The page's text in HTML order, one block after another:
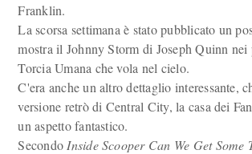
Franklin.
La scorsa settimana è stato pubblicato un
mostra il Johnny Storm di Joseph Quinn nei
Torcia Umana che vola nel cielo.
C'era anche un altro dettaglio interessante,
versione retrò di Central City, la casa dei
un aspetto fantastico.
Secondo Inside Scooper Can We Get Some